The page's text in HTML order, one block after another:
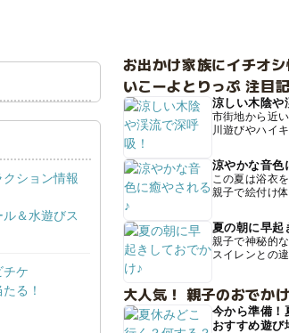
ション情報
＆水遊びス
チケ
る！
お出かけ家族にイチオ
いこーよとりっぷ 注目
涼しい木陰や
市街地から近
川遊びやハイ
涼やかな音色
この夏は浴衣
親子で絵付け
夏の朝に早起
親子で神秘的
スイレンとの
大人気！ 親子のおでか
今から準備！
おすすめ遊び